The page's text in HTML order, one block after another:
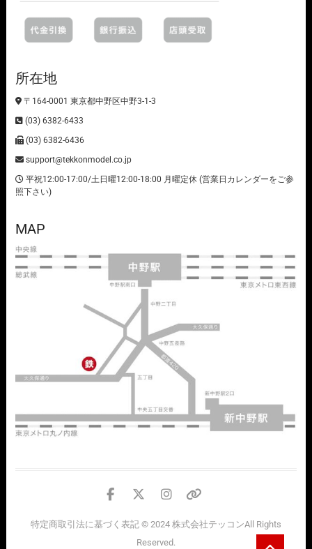
所在地
〒164-0001 東京都中野区中野3-1-3
(03) 6382-6433
(03) 6382-6436
support@tekkonmodel.co.jp
平祝12:00-17:00/土日曜12:00-18:00 月曜定休 (営業日カレンダーをご参
照下さい)
MAP
facebook
twitter
instagram
情
特定商取引法に基づく表記© 2024 株式会社テッコンAll Rights
Reserved.